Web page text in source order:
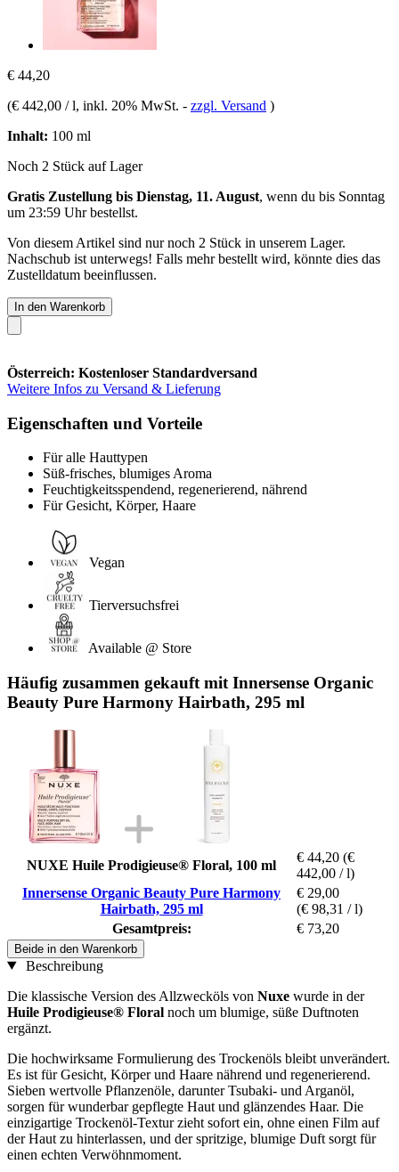
€ 44,20
(€ 442,00 / l, inkl. 20% MwSt. - zzgl. Versand )
Inhalt: 100 ml
Noch 2 Stück auf Lager
Gratis Zustellung bis Dienstag, 11. August, wenn du bis Sonntag
um 23:59 Uhrbestellst.
Von diesem Artikel sind nur noch 2 Stück in unserem Lager.
Nachschub ist unterwegs! Falls mehr bestellt wird, könnte dies das
Zustelldatum beeinflussen.
In den Warenkorb
Österreich: Kostenloser Standardversand
Weitere Infos zu Versand & Lieferung
Eigenschaften und Vorteile
Für alle Hauttypen
Süß-frisches, blumiges Aroma
Feuchtigkeitsspendend, regenerierend, nährend
Für Gesicht, Körper, Haare
Vegan
Tierversuchsfrei
Available @ Store
Häufig zusammen gekauft mit Innersense Organic
Beauty Pure Harmony Hairbath, 295 ml
NUXE Huile Prodigieuse® Floral, 100 ml
€ 44,20 (€
442,00 / l)
Innersense Organic Beauty Pure Harmony
Hairbath, 295 ml
€ 29,00
(€ 98,31 / l)
Gesamtpreis:
€ 73,20
Beide in den Warenkorb
Beschreibung
Die klassische Version des Allzwecköls von Nuxe wurde in der
Huile Prodigieuse® Floral noch um blumige, süße Duftnoten
ergänzt.
Die hochwirksame Formulierung des Trockenöls bleibt unverändert.
Es ist für Gesicht, Körper und Haare nährend und regenerierend.
Sieben wertvolle Pflanzenöle, darunter Tsubaki- und Arganöl,
sorgen für wunderbar gepflegte Haut und glänzendes Haar. Die
einzigartige Trockenöl-Textur zieht sofort ein, ohne einen Film auf
der Haut zu hinterlassen, und der spritzige, blumige Duft sorgt für
einen echten Verwöhnmoment.